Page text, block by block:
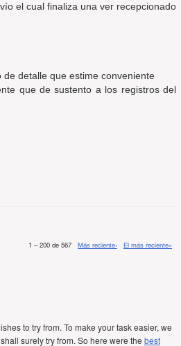
el cual finaliza una ver recepcionado
detalle que estime conveniente
que de sustento a los registros del
1 – 200 de 567 Más reciente› El más reciente»
to try from. To make your task easier, we
surely try from. So here were the best